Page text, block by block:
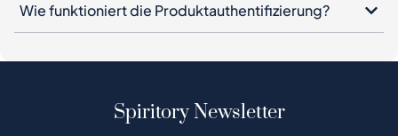
Wie funktioniert die Produktauthentifizierung?
Spiritory Newsletter